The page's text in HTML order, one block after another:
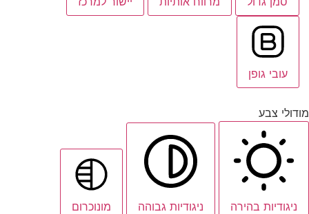
עובי גופן
מודולי צבע
ניגודיות בהירה ניגודיות גבוהה
מונוכרום